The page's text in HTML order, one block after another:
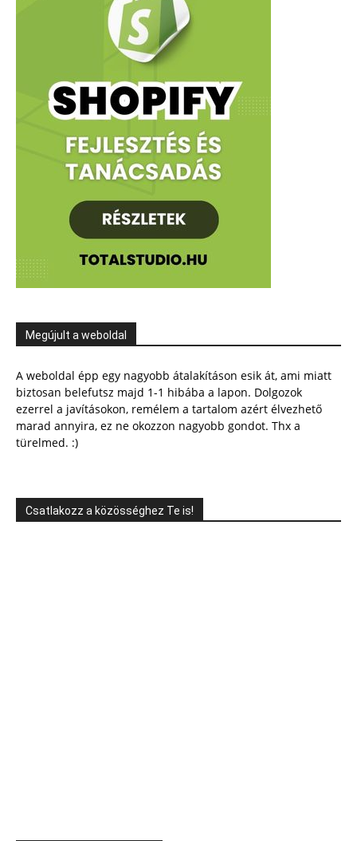
Megújult a weboldal
A weboldal épp egy nagyobb átalakításon esik át, ami miatt
biztosan belefutsz majd 1-1 hibába a lapon. Dolgozok
ezerrel a javításokon, remélem a tartalom azért élvezhető
marad annyira, ez ne okozzon nagyobb gondot. Thx a
türelmed. :)
Csatlakozz a közösséghez Te is!